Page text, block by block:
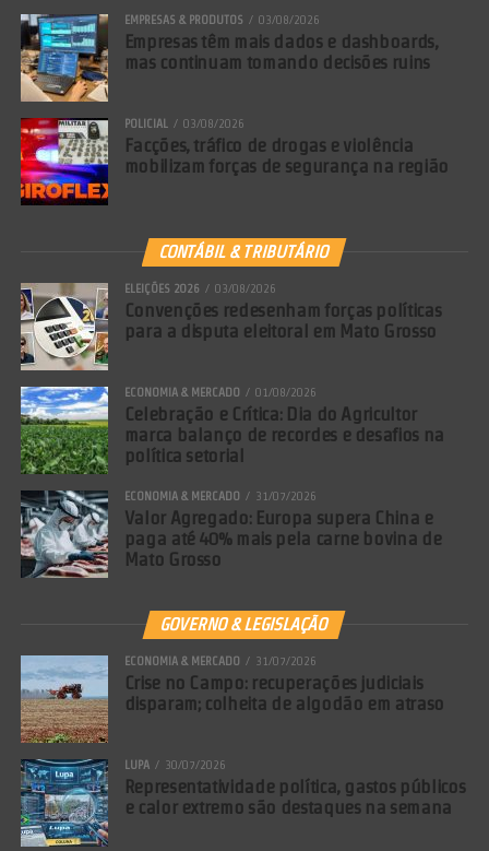
EMPRESAS & PRODUTOS 03/08/2026
Empresas têm mais dados e dashboards,
mas continuam tomando decisões ruins
POLICIAL 03/08/2026
Facções, tráfico de drogas e violência
mobilizam forças de segurança na região
CONTÁBIL & TRIBUTÁRIO
ELEIÇÕES 2026 03/08/2026
Convenções redesenham forças políticas
para a disputa eleitoral em Mato Grosso
ECONOMIA & MERCADO 01/08/2026
Celebração e Crítica: Dia do Agricultor
marca balanço de recordes e desafios na
política setorial
ECONOMIA & MERCADO 31/07/2026
Valor Agregado: Europa supera China e
paga até 40% mais pela carne bovina de
Mato Grosso
GOVERNO & LEGISLAÇÃO
ECONOMIA & MERCADO 31/07/2026
Crise no Campo: recuperações judiciais
disparam; colheita de algodão em atraso
LUPA 30/07/2026
Representatividade política, gastos públicos
e calor extremo são destaques na semana